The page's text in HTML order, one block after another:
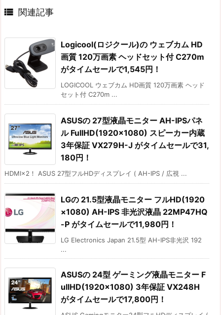
 関連記事
Logicool(ロジクール)の ウェブカム HD
画質 120万画素 ヘッドセット付 C270m
がタイムセールで1,545円！
LOGICOOL ウェブカム HD画質 120万画素 ヘッド
セット付 C270m ...
ASUSの 27型液晶モニター AH-IPSパネ
ル FullHD(1920×1080) スピーカー内蔵
3年保証 VX279H-J がタイムセールで31,
180円！
HDMI×2！ ASUS 27型フルHDディスプレイ ( AH-IPS / 広視 ...
LGの 21.5型液晶モニター フルHD(1920
×1080) AH-IPS 非光沢液晶 22MP47HQ
-P がタイムセールで11,980円！
LG Electronics Japan 21.5型 AH-IPS非光沢 192
...
ASUSの 24型 ゲーミング液晶モニター F
ullHD(1920×1080) 3年保証 VX248H
がタイムセールで17,800円！